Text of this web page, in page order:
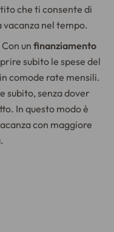
che ti consente di
nel tempo.
un finanziamento
subito le spese del
comode rate mensili.
subito, senza dover
In questo modo è
con maggiore